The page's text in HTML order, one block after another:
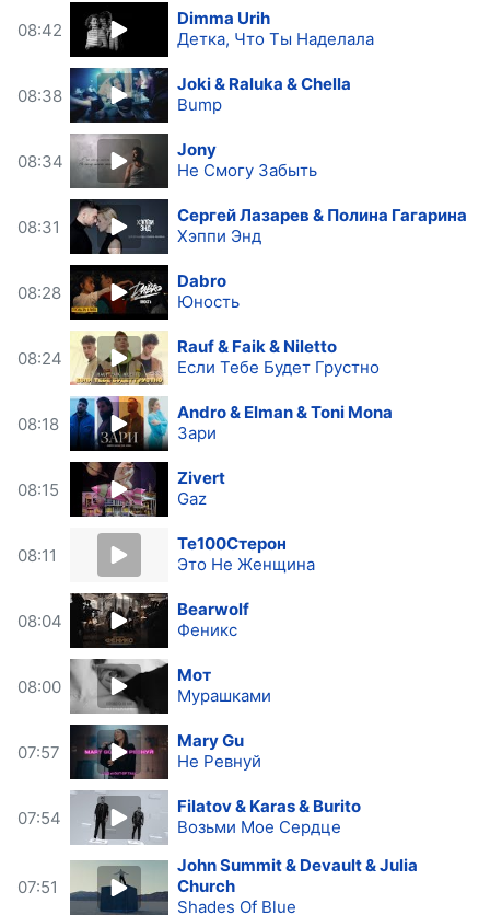
08:42
Dimma Urih
Детка, Что Ты Наделала
08:38
Joki & Raluka & Chella
Bump
08:34
Jony
Не Смогу Забыть
08:31
Сергей Лазарев & Полина Гагарина
Хэппи Энд
08:28
Dabro
Юность
08:24
Rauf & Faik & Niletto
Если Тебе Будет Грустно
08:18
Andro & Elman & Toni Mona
Зари
08:15
Zivert
Gaz
08:11
Те100Стерон
Это Не Женщина
08:04
Bearwolf
Феникс
08:00
Мот
Мурашками
07:57
Mary Gu
Не Ревнуй
07:54
Filatov & Karas & Burito
Возьми Мое Сердце
07:51
John Summit & Devault & Julia
Church
Shades Of Blue